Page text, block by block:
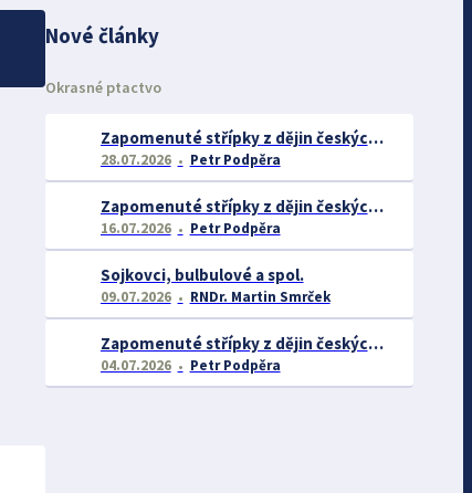
Nové články
Okrasné ptactvo
Zapomenuté střípky z dějin českých exotářů - 3.část
28.07.2026 Petr Podpěra
Zapomenuté střípky z dějin českých exotářů - 2.část
16.07.2026 Petr Podpěra
Sojkovci, bulbulové a spol.
09.07.2026 RNDr. Martin Smrček
Zapomenuté střípky z dějin českých exotářů
04.07.2026 Petr Podpěra